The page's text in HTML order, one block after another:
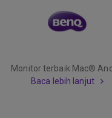
Monitor terbaik Mac®
Baca lebih lanjut